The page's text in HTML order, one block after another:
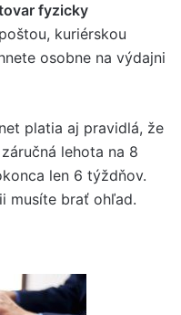
fyzicky
kuriérskou
osobne na výdajni
platia aj pravidlá, že
lehota na 8
len 6 týždňov.
musíte brať ohľad.